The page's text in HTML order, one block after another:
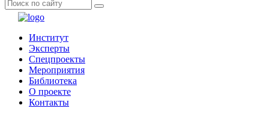
Институт
Эксперты
Спецпроекты
Мероприятия
Библиотека
О проекте
Контакты